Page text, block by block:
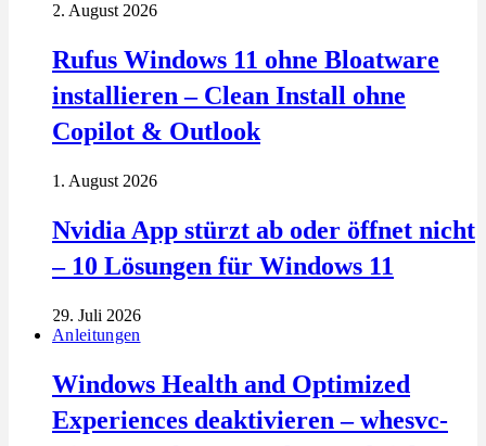
2. August 2026
Rufus Windows 11 ohne Bloatware
installieren – Clean Install ohne
Copilot & Outlook
1. August 2026
Nvidia App stürzt ab oder öffnet nicht
– 10 Lösungen für Windows 11
29. Juli 2026
Anleitungen
Windows Health and Optimized
Experiences deaktivieren – whesvc-